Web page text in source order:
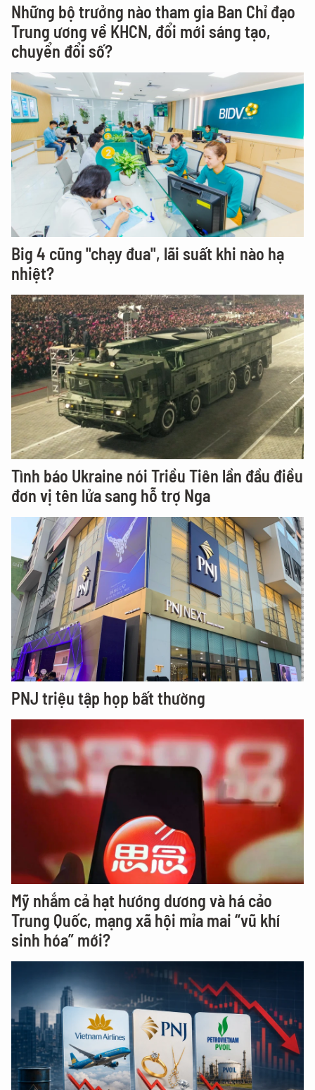
Những bộ trưởng nào tham gia Ban Chỉ đạo
Trung ương về KHCN, đổi mới sáng tạo,
chuyển đổi số?
Big 4 cũng "chạy đua", lãi suất khi nào hạ
nhiệt?
Tình báo Ukraine nói Triều Tiên lần đầu điều
đơn vị tên lửa sang hỗ trợ Nga
PNJ triệu tập họp bất thường
Mỹ nhắm cả hạt hướng dương và há cảo
Trung Quốc, mạng xã hội mỉa mai “vũ khí
sinh hóa” mới?